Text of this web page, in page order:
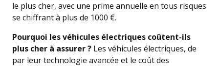
le plus cher, avec une prime annuelle en tous risques
se chiffrant à plus de 1000 €.
Pourquoi les véhicules électriques coûtent-ils
plus cher à assurer ? Les véhicules électriques, de
par leur technologie avancée et le coût des